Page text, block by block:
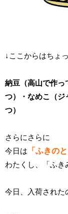
↓ここからはちょ
納豆（高山で作っ
つ）・なめこ（ジ
つ）
さらにさらに
今日は 「ふきのと
わたくし、「ふき
今日、入荷された